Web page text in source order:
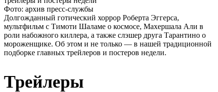
Фото: архив пресс-службы
Долгожданный готический хоррор Роберта Эггерса,
мультфильм с Тимоти Шаламе о космосе, Махершала Али в
роли набожного киллера, а также слэшер друга Тарантино о
мороженщике. Об этом и не только — в нашей традиционной
подборке главных трейлеров и постеров недели.
Трейлеры